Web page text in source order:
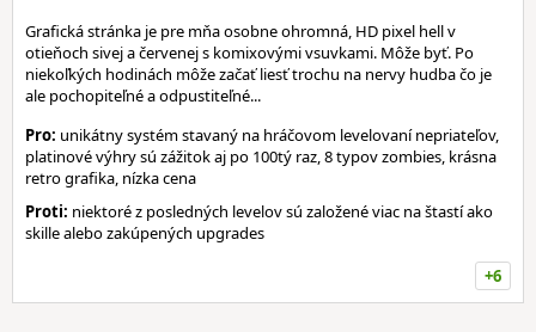
Grafická stránka je pre mňa osobne ohromná, HD pixel hell v
otieňoch sivej a červenej s komixovými vsuvkami. Môže byť. Po
niekoľkých hodinách môže začať liesť trochu na nervy hudba čo je
ale pochopiteľné a odpustiteľné...
Pro: unikátny systém stavaný na hráčovom levelovaní nepriateľov,
platinové výhry sú zážitok aj po 100tý raz, 8 typov zombies, krásna
retro grafika, nízka cena
Proti: niektoré z posledných levelov sú založené viac na štastí ako
skille alebo zakúpených upgrades
+6